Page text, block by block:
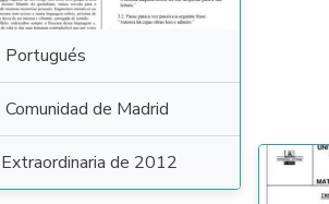
Portugués
Comunidad de Madrid
Extraordinaria de 2012